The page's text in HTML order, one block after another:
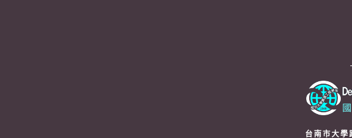
台南市大學